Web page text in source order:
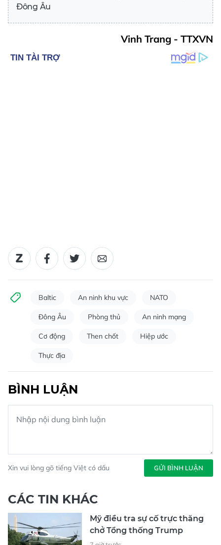
Đông Âu
Vinh Trang - TTXVN
Baltic An ninh khu vực NATO
Đông Âu Phòng thủ An ninh mạng
Cơ động Then chốt Hiệp ước
Thực địa
BÌNH LUẬN
Xin vui lòng gõ tiếng Việt có dấu GỬI BÌNH LUẬN
CÁC TIN KHÁC
Mỹ điều tra sự cố trực thăng
chở Tổng thống Trump